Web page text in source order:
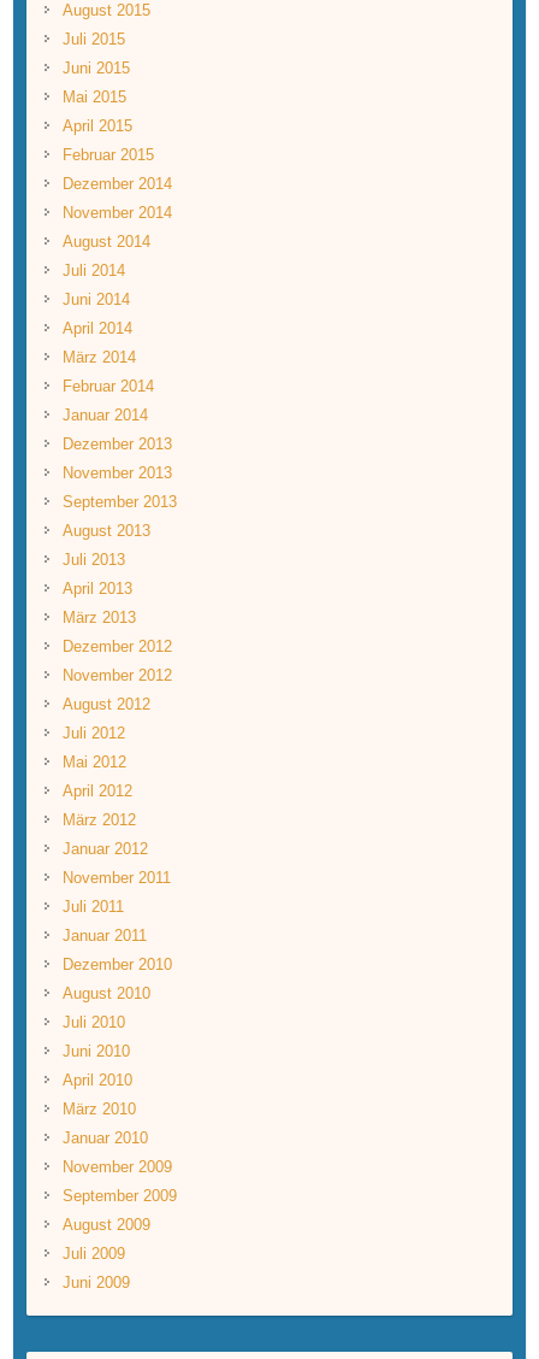
August 2015
Juli 2015
Juni 2015
Mai 2015
April 2015
Februar 2015
Dezember 2014
November 2014
August 2014
Juli 2014
Juni 2014
April 2014
März 2014
Februar 2014
Januar 2014
Dezember 2013
November 2013
September 2013
August 2013
Juli 2013
April 2013
März 2013
Dezember 2012
November 2012
August 2012
Juli 2012
Mai 2012
April 2012
März 2012
Januar 2012
November 2011
Juli 2011
Januar 2011
Dezember 2010
August 2010
Juli 2010
Juni 2010
April 2010
März 2010
Januar 2010
November 2009
September 2009
August 2009
Juli 2009
Juni 2009